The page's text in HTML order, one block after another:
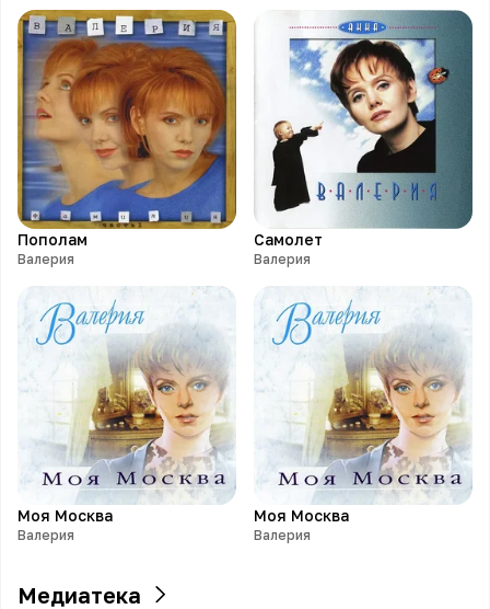
Пополам
Валерия
Самолет
Валерия
Моя Москва
Валерия
Моя Москва
Валерия
Медиатека